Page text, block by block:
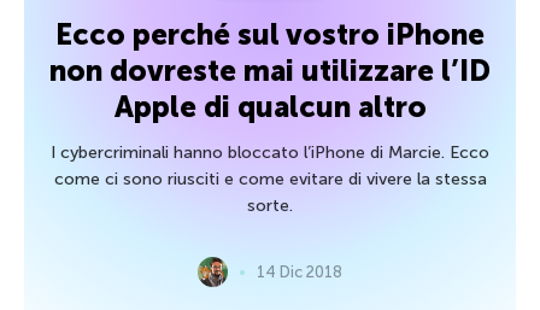
Ecco perché sul vostro iPhone
non dovreste mai utilizzare l’ID
Apple di qualcun altro
I cybercriminali hanno bloccato l’iPhone di Marcie. Ecco
come ci sono riusciti e come evitare di vivere la stessa
sorte.
14 Dic 2018